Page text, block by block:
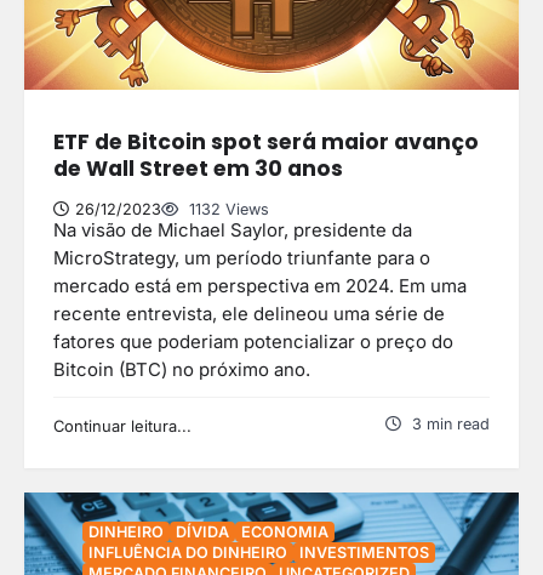
ETF de Bitcoin spot será maior avanço
de Wall Street em 30 anos
26/12/2023 1132 Views
Na visão de Michael Saylor, presidente da
MicroStrategy, um período triunfante para o
mercado está em perspectiva em 2024. Em uma
recente entrevista, ele delineou uma série de
fatores que poderiam potencializar o preço do
Bitcoin (BTC) no próximo ano.
Continuar leitura... 3 min read
DINHEIRO DÍVIDA
ECONOMIA
INFLUÊNCIA DO DINHEIRO
INVESTIMENTOS